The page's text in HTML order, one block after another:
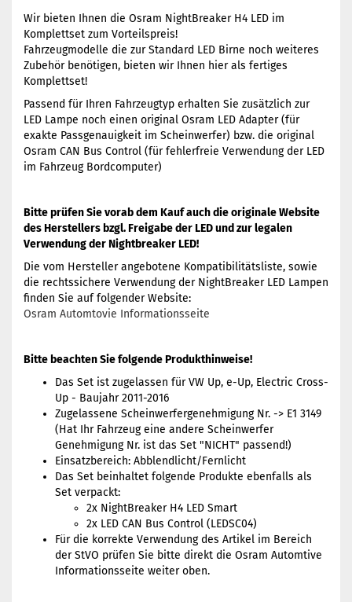
Wir bieten Ihnen die Osram NightBreaker H4 LED im
Komplettset zum Vorteilspreis!
Fahrzeugmodelle die zur Standard LED Birne noch weiteres
Zubehör benötigen, bieten wir Ihnen hier als fertiges
Komplettset!
Passend für Ihren Fahrzeugtyp erhalten Sie zusätzlich zur
LED Lampe noch einen original Osram LED Adapter (für
exakte Passgenauigkeit im Scheinwerfer) bzw. die original
Osram CAN Bus Control (für fehlerfreie Verwendung der LED
im Fahrzeug Bordcomputer)
Bitte prüfen Sie vorab dem Kauf auch die originale Website
des Herstellers bzgl. Freigabe der LED und zur legalen
Verwendung der Nightbreaker LED!
Die vom Hersteller angebotene Kompatibilitätsliste, sowie
die rechtssichere Verwendung der NightBreaker LED Lampen
finden Sie auf folgender Website:
Osram Automtovie Informationsseite
Bitte beachten Sie folgende Produkthinweise!
Das Set ist zugelassen für VW Up, e-Up, Electric Cross-
Up - Baujahr 2011-2016
Zugelassene Scheinwerfergenehmigung Nr. -> E1 3149
(Hat Ihr Fahrzeug eine andere Scheinwerfer
Genehmigung Nr. ist das Set "NICHT" passend!)
Einsatzbereich: Abblendlicht/Fernlicht
Das Set beinhaltet folgende Produkte ebenfalls als
Set verpackt:
2x NightBreaker H4 LED Smart
2x LED CAN Bus Control (LEDSC04)
Für die korrekte Verwendung des Artikel im Bereich
der StVO prüfen Sie bitte direkt die Osram Automtive
Informationsseite weiter oben.